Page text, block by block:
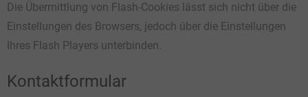
Die Übermittlung von Flash-Cookies lässt sich nicht über die
Einstellungen des Browsers, jedoch über die Einstellungen
Ihres Flash Players unterbinden.
Kontaktformular